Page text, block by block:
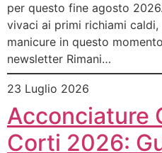
per questo fine agosto
vivaci ai primi richiami
manicure in questo
newsletter Rimani…
23 Luglio 2026
Acconciature
Corti 2026: